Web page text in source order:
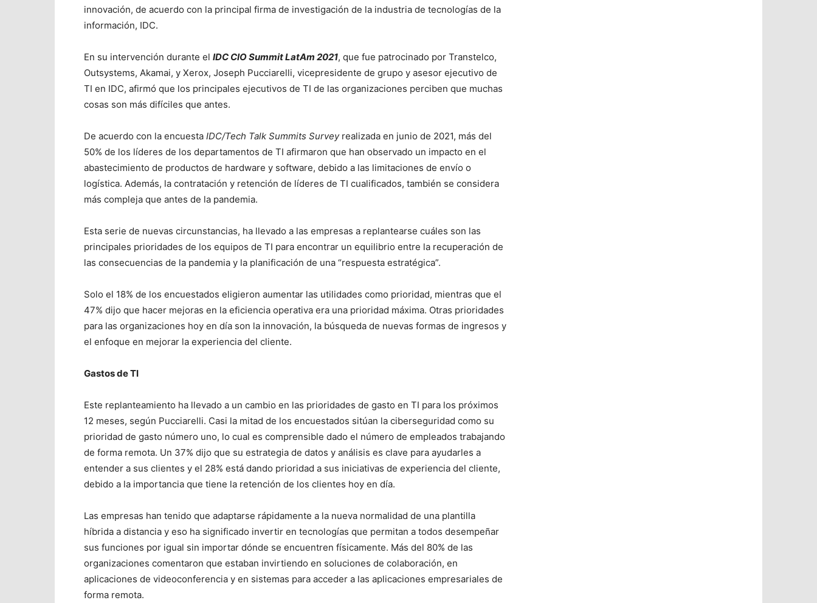
innovación, de acuerdo con la principal firma de investigación de la industria de tecnologías de la
información, IDC.
En su intervención durante el IDC CIO Summit LatAm 2021, que fue patrocinado por Transtelco,
Outsystems, Akamai, y Xerox, Joseph Pucciarelli, vicepresidente de grupo y asesor ejecutivo de
TI en IDC, afirmó que los principales ejecutivos de TI de las organizaciones perciben que muchas
cosas son más difíciles que antes.
De acuerdo con la encuesta IDC/Tech Talk Summits Survey realizada en junio de 2021, más del
50% de los líderes de los departamentos de TI afirmaron que han observado un impacto en el
abastecimiento de productos de hardware y software, debido a las limitaciones de envío o
logística. Además, la contratación y retención de líderes de TI cualificados, también se considera
más compleja que antes de la pandemia.
Esta serie de nuevas circunstancias, ha llevado a las empresas a replantearse cuáles son las
principales prioridades de los equipos de TI para encontrar un equilibrio entre la recuperación de
las consecuencias de la pandemia y la planificación de una “respuesta estratégica”.
Solo el 18% de los encuestados eligieron aumentar las utilidades como prioridad, mientras que el
47% dijo que hacer mejoras en la eficiencia operativa era una prioridad máxima. Otras prioridades
para las organizaciones hoy en día son la innovación, la búsqueda de nuevas formas de ingresos y
el enfoque en mejorar la experiencia del cliente.
Gastos de TI
Este replanteamiento ha llevado a un cambio en las prioridades de gasto en TI para los próximos
12 meses, según Pucciarelli. Casi la mitad de los encuestados sitúan la ciberseguridad como su
prioridad de gasto número uno, lo cual es comprensible dado el número de empleados trabajando
de forma remota. Un 37% dijo que su estrategia de datos y análisis es clave para ayudarles a
entender a sus clientes y el 28% está dando prioridad a sus iniciativas de experiencia del cliente,
debido a la importancia que tiene la retención de los clientes hoy en día.
Las empresas han tenido que adaptarse rápidamente a la nueva normalidad de una plantilla
híbrida a distancia y eso ha significado invertir en tecnologías que permitan a todos desempeñar
sus funciones por igual sin importar dónde se encuentren físicamente. Más del 80% de las
organizaciones comentaron que estaban invirtiendo en soluciones de colaboración, en
aplicaciones de videoconferencia y en sistemas para acceder a las aplicaciones empresariales de
forma remota.